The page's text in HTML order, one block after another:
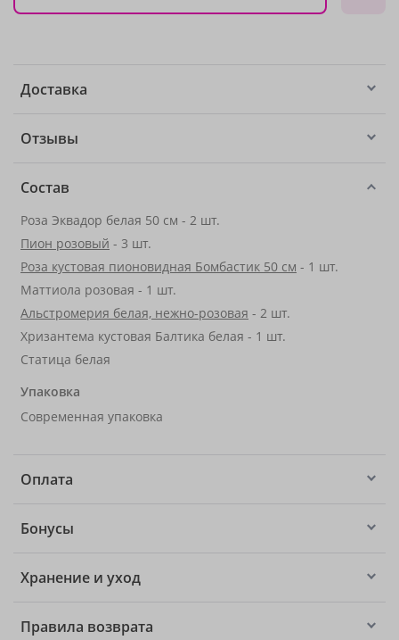
Доставка
Отзывы
Состав
Роза Эквадор белая 50 см - 2 шт.
Пион розовый - 3 шт.
Роза кустовая пионовидная Бомбастик 50 см - 1 шт.
Маттиола розовая - 1 шт.
Альстромерия белая, нежно-розовая - 2 шт.
Хризантема кустовая Балтика белая - 1 шт.
Статица белая
Упаковка
Современная упаковка
Оплата
Бонусы
Хранение и уход
Правила возврата